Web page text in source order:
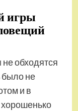
игры
обходятся
было не
и в